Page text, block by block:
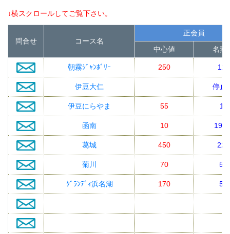
↓横スクロールしてご覧下さい。
問合せ コース名
正会員
中心値
名変
朝霧ｼﾞｬﾝﾎﾞﾘｰ 250 110
伊豆大仁 停止
伊豆にらやま 55 11
函南 10
葛城 450 220
菊川 70 55
ｸﾞﾗﾝﾃﾞｨ浜名湖 170 55